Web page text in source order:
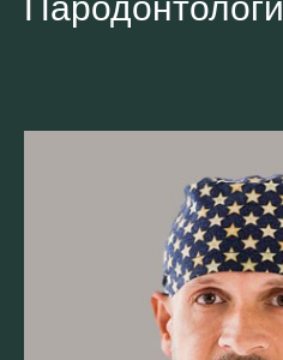
Пародонтологи